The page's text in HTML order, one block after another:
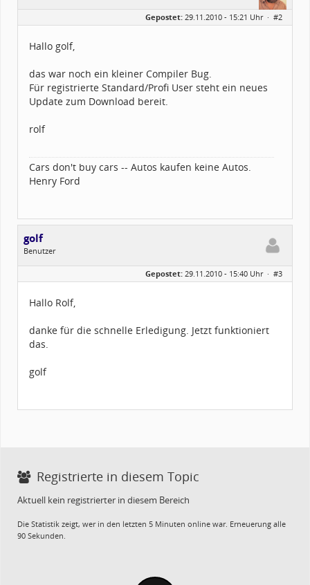
Alter:
26
Beiträge:
Gepostet: 29.11.2010 - 15:21 Uhr · #2
Hallo golf,
das war noch ein kleiner Compiler Bug.
Für registrierte Standard/Profi User steht ein neues
Update zum Download bereit.
rolf
Cars don't buy cars -- Autos kaufen keine Autos.
Henry Ford
golf
Benutzer
Geschlecht:
Alter:
73
Dabei seit:
Gepostet: 29.11.2010 - 15:40 Uhr · #3
Hallo Rolf,
danke für die schnelle Erledigung. Jetzt funktioniert
das.
golf
Registrierte in diesem Topic
Aktuell kein registrierter in diesem Bereich
Die Statistik zeigt, wer in den letzten 5 Minuten online war. Erneuerung alle
90 Sekunden.